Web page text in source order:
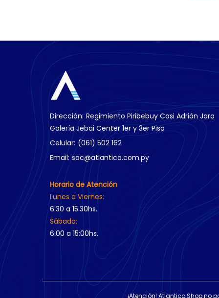
Dirección: Regimiento Piribebuy Casi Adrián Jara
Galería Jebai Center 1er y 3er Piso
Celular: (061) 502 162
Email: sac@atlantico.com.py
Horario de Atención
Lunes a Viernes:
6:30 a 15:30hs.
Sábado:
6:00 a 15:00hs.
¡Atención! Atlantico Shop no